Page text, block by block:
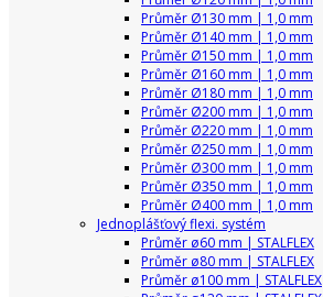
Průměr Ø130 mm | 1,0 mm
Průměr Ø140 mm | 1,0 mm
Průměr Ø150 mm | 1,0 mm
Průměr Ø160 mm | 1,0 mm
Průměr Ø180 mm | 1,0 mm
Průměr Ø200 mm | 1,0 mm
Průměr Ø220 mm | 1,0 mm
Průměr Ø250 mm | 1,0 mm
Průměr Ø300 mm | 1,0 mm
Průměr Ø350 mm | 1,0 mm
Průměr Ø400 mm | 1,0 mm
Jednoplášťový flexi. systém
Průměr ø60 mm | STALFLEX
Průměr ø80 mm | STALFLEX
Průměr ø100 mm | STALFLEX